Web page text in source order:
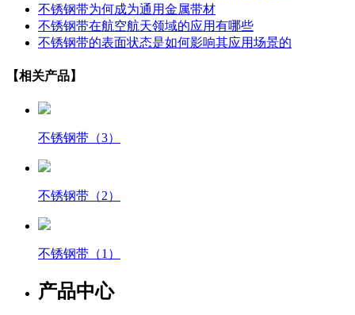
不锈钢带为何成为通用金属带材
不锈钢带在航空航天领域的应用有哪些
不锈钢带的表面状态是如何影响其应用场景的
【相关产品】
不锈钢带（3）
不锈钢带（2）
不锈钢带（1）
产品中心